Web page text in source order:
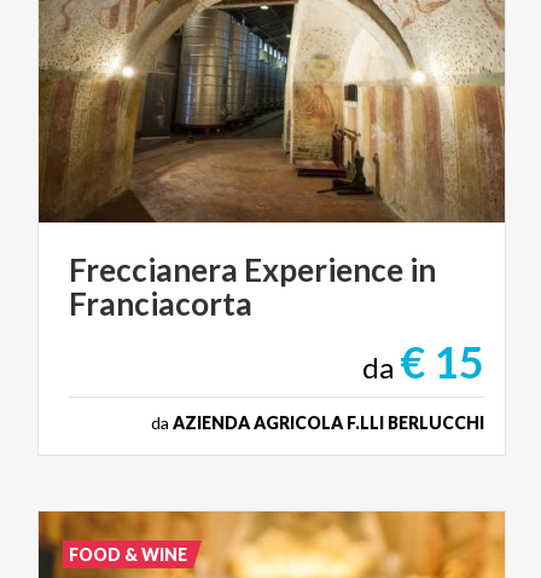
Freccianera Experience in
Franciacorta
da € 15
da AZIENDA AGRICOLA F.LLI BERLUCCHI
FOOD & WINE